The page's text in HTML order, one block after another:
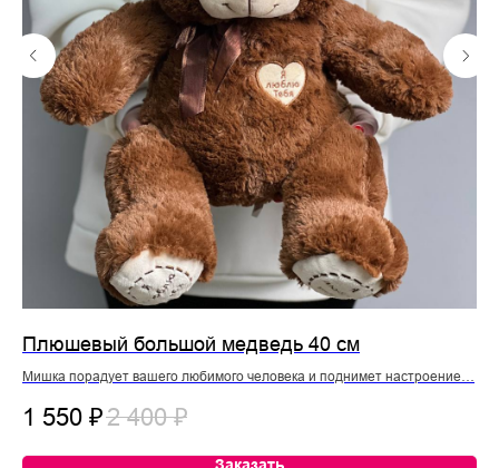
Плюшевый большой медведь 40 см
Мишка порадует вашего любимого человека и поднимет настроение…
1 550 ₽2 400 ₽